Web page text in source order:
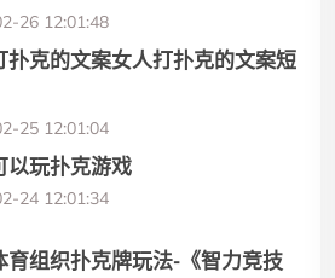
26 12:01:48
扑克的文案女人打扑克的文案短
25 12:01:04
以玩扑克游戏
24 12:01:34
育组织扑克牌玩法-《智力竞技